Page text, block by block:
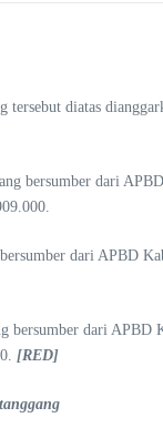
tersebut diatas
bersumber dari
dari APBD
bersumber dari
[RED]